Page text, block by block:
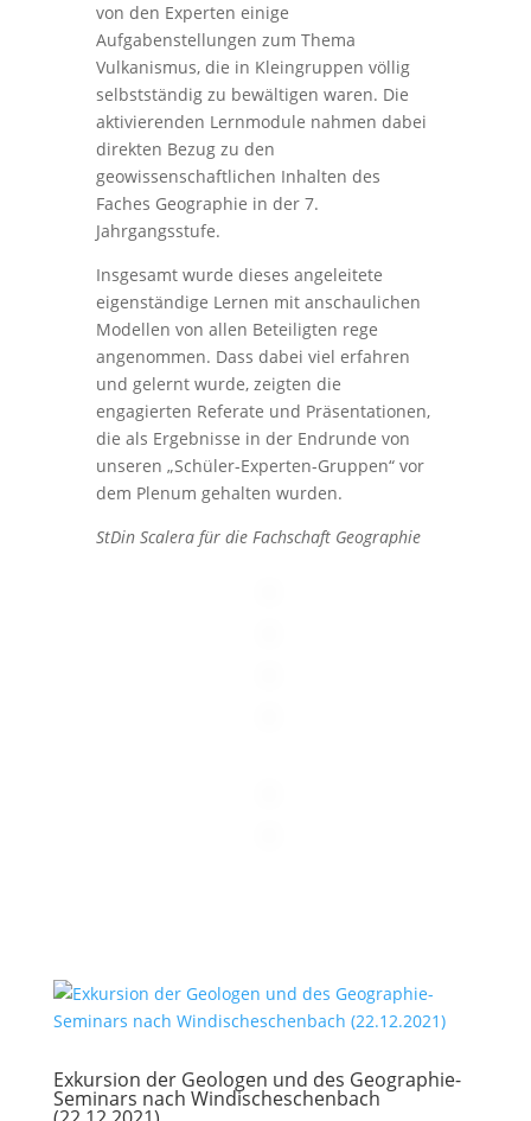
von den Experten einige
Aufgabenstellungen zum Thema
Vulkanismus, die in Kleingruppen völlig
selbstständig zu bewältigen waren. Die
aktivierenden Lernmodule nahmen dabei
direkten Bezug zu den
geowissenschaftlichen Inhalten des
Faches Geographie in der 7.
Jahrgangsstufe.
Insgesamt wurde dieses angeleitete
eigenständige Lernen mit anschaulichen
Modellen von allen Beteiligten rege
angenommen. Dass dabei viel erfahren
und gelernt wurde, zeigten die
engagierten Referate und Präsentationen,
die als Ergebnisse in der Endrunde von
unseren „Schüler-Experten-Gruppen“ vor
dem Plenum gehalten wurden.
StDin Scalera für die Fachschaft Geographie
Exkursion der Geologen und des Geographie-
Seminars nach Windischeschenbach